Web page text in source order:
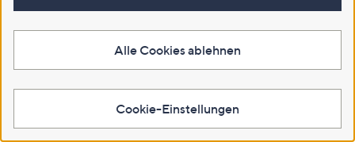
Alle Cookies ablehnen
Cookie-Einstellungen